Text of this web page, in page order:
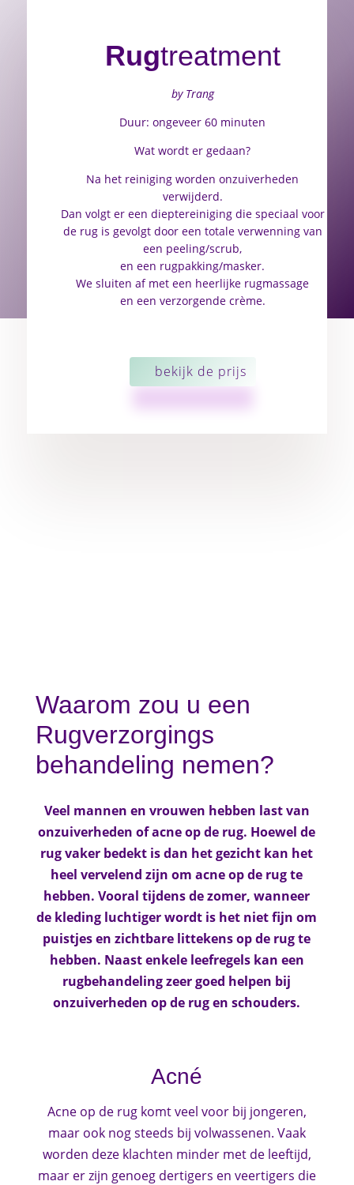
Rugtreatment
by Trang
Duur: ongeveer 60 minuten
Wat wordt er gedaan?
Na het reiniging worden onzuiverheden
verwijderd.
Dan volgt er een dieptereiniging die speciaal voor
de rug is gevolgt door een totale verwenning van
een peeling/scrub,
en een rugpakking/masker.
We sluiten af met een heerlijke rugmassage
en een verzorgende crème.
bekijk de prijs
Waarom zou u een
Rugverzorgings
behandeling nemen?
Veel mannen en vrouwen hebben last van
onzuiverheden of acne op de rug. Hoewel de
rug vaker bedekt is dan het gezicht kan het
heel vervelend zijn om acne op de rug te
hebben. Vooral tijdens de zomer, wanneer
de kleding luchtiger wordt is het niet fijn om
puistjes en zichtbare littekens op de rug te
hebben. Naast enkele leefregels kan een
rugbehandeling zeer goed helpen bij
onzuiverheden op de rug en schouders.
Acné
Acne op de rug komt veel voor bij jongeren,
maar ook nog steeds bij volwassenen. Vaak
worden deze klachten minder met de leeftijd,
maar er zijn genoeg dertigers en veertigers die